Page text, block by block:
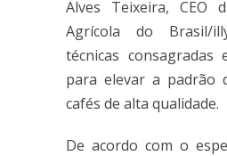
Alves Teixeira, CEO
Agrícola do Brasil/
técnicas consagradas
para elevar a padrão
cafés de alta qualidade.
De acordo com o